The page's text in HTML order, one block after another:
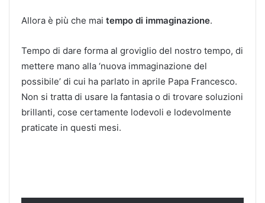
Allora è più che mai tempo di immaginazione.
Tempo di dare forma al groviglio del nostro tempo, di
mettere mano alla ‘nuova immaginazione del
possibile’ di cui ha parlato in aprile Papa Francesco.
Non si tratta di usare la fantasia o di trovare soluzioni
brillanti, cose certamente lodevoli e lodevolmente
praticate in questi mesi.